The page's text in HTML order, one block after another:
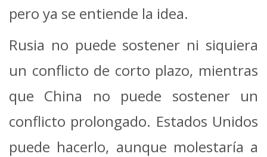
pero ya se entiende la idea.
Rusia no puede sostener ni siquiera
un conflicto de corto plazo, mientras
que China no puede sostener un
conflicto prolongado. Estados Unidos
puede hacerlo, aunque molestaría a